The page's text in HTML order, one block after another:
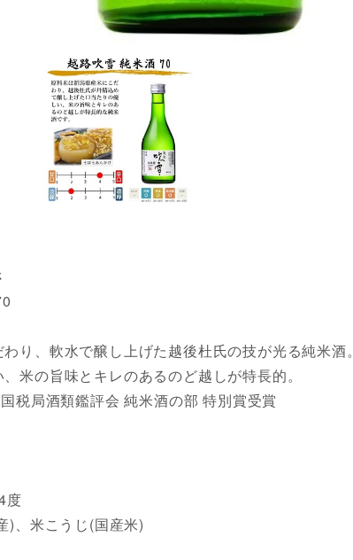
り、軟水で醸し上げた越後杜氏の技が光る純米酒。
米の旨味とキレのあるのど越しが特長的。
税局酒類鑑評会 純米酒の部 特別賞受賞
度
)、米こうじ(国産米)